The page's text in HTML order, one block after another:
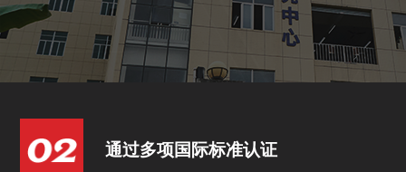
通过多项国际标准认证